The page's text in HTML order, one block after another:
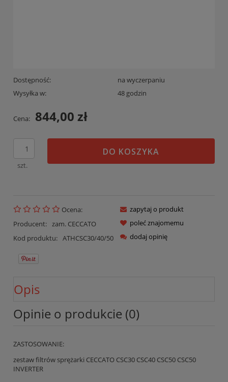
Dostępność:
na wyczerpaniu
Wysyłka w:
48 godzin
Cena: 844,00 zł
szt.
DO KOSZYKA
Ocena:
Producent: zam. CECCATO
Kod produktu: ATHCSC30/40/50
zapytaj o produkt
poleć znajomemu
dodaj opinię
Opis
Opinie o produkcie (0)
ZASTOSOWANIE:
zestaw filtrów sprężarki CECCATO CSC30 CSC40 CSC50 CSC50
INVERTER